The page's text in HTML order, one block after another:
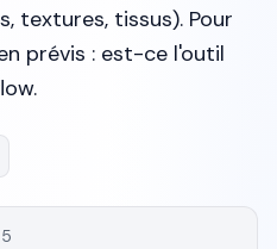
textures, tissus). Pour
prévis : est-ce l'outil